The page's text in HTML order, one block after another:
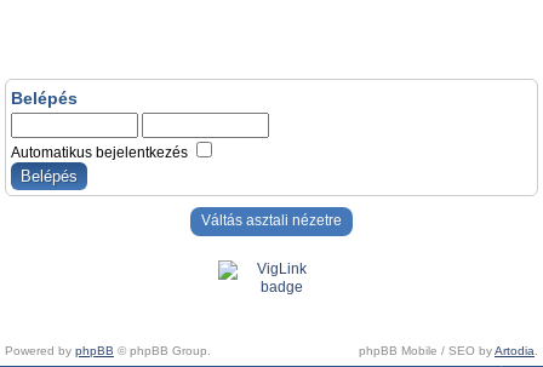
Belépés
Automatikus bejelentkezés
Váltás asztali nézetre
Powered by phpBB © phpBB Group. phpBB Mobile / SEO byArtodia.